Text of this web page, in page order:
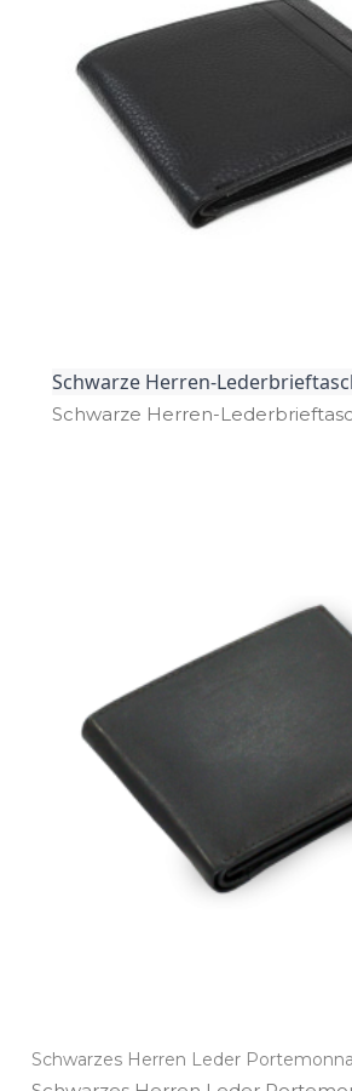
Schwarze Herren-
Schwarze Herren­-
Schwarzes Herren Leder